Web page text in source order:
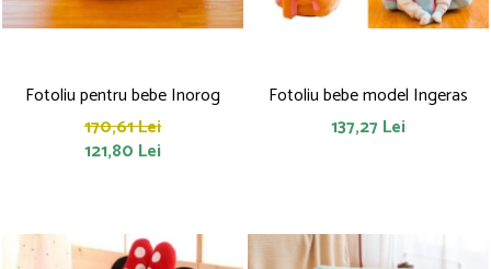
Fotoliu pentru bebe Inorog
170,61 Lei
121,80 Lei
Fotoliu bebe model Ingeras
137,27 Lei